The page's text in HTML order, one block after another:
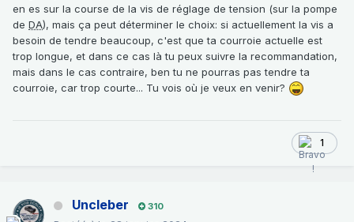
en es sur la course de la vis de réglage de tension (sur la pompe
de DA), mais ça peut déterminer le choix: si actuellement la vis a
besoin de tendre beaucoup, c'est que ta courroie actuelle est
trop longue, et dans ce cas là tu peux suivre la recommandation,
mais dans le cas contraire, ben tu ne pourras pas tendre ta
courroie, car trop courte... Tu vois où je veux en venir?
1
Uncleber 310